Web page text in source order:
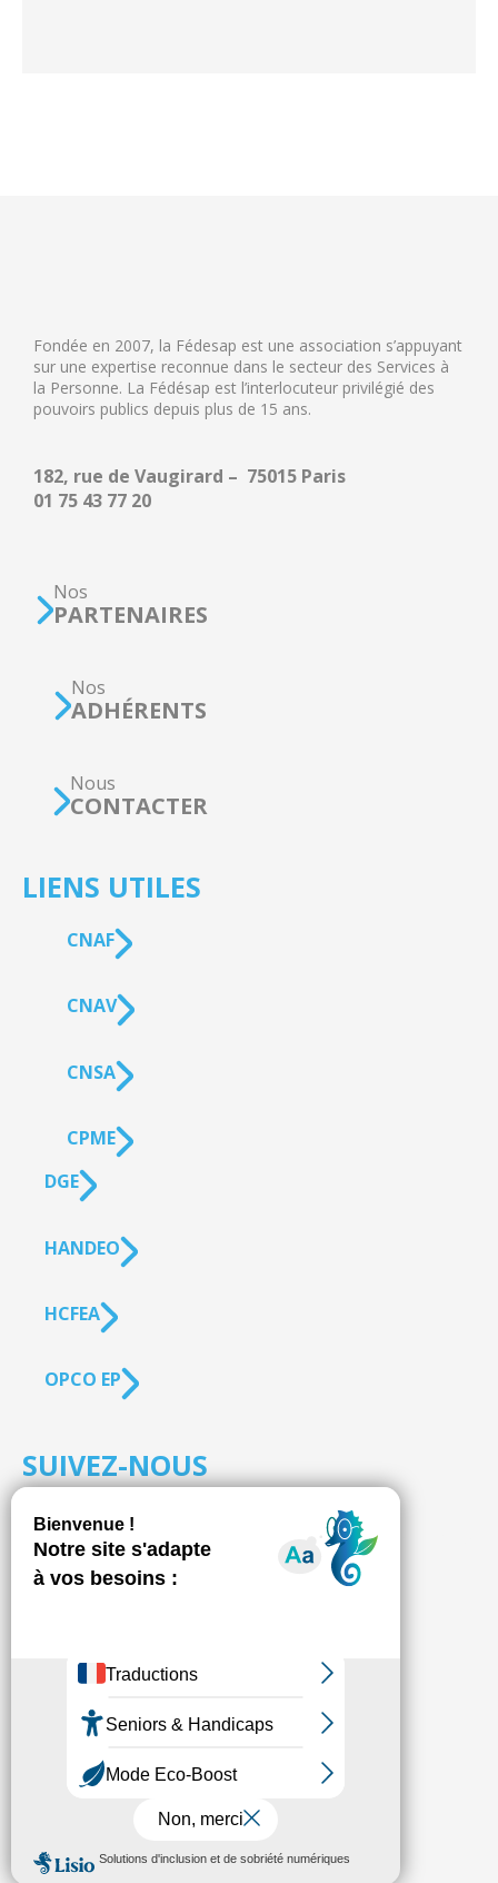
Fondée en 2007, la Fédesap est une association s’appuyant
sur une expertise reconnue dans le secteur des Services à
la Personne. La Fédésap est l’interlocuteur privilégié des
pouvoirs publics depuis plus de 15 ans.
182, rue de Vaugirard – 75015 Paris
01 75 43 77 20
Nos
PARTENAIRES
Nos
ADHÉRENTS
Nous
CONTACTER
LIENS UTILES
CNAF
CNAV
CNSA
CPME
DGE
HANDEO
HCFEA
OPCO EP
SUIVEZ-NOUS
Fédésap © 2021
Mentions légales
Transparence